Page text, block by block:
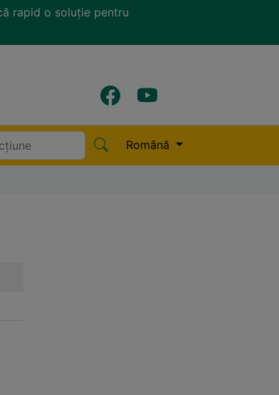
rapid o soluție pentru
Română